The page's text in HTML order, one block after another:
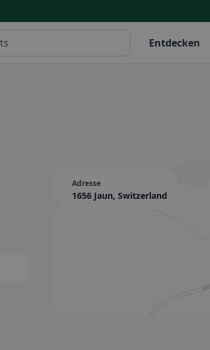
Entdecken
Adresse
1656 Jaun, Switzerland